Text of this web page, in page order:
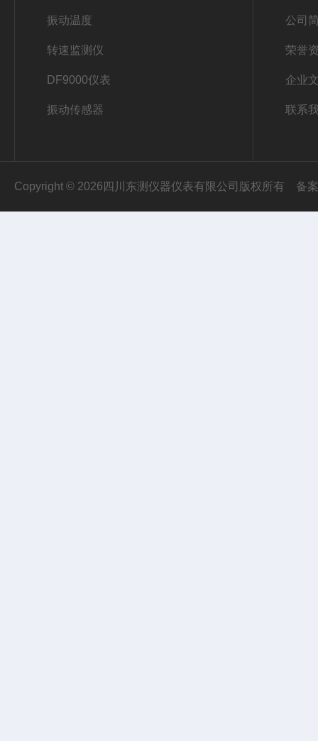
振动温度
转速监测仪
DF9000仪表
振动传感器
公司
荣誉
企业
联系
Copyright © 2026四川东测仪器仪表有限公司版权所有 备